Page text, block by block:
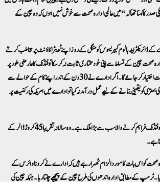
صدر کا کہنا تھا کہ “میں عالمی ادارہ صحت سے خوش نہیں ہوں کہ وہ چین کے
ڈائریکٹر ایدہانوم گیبریسوس کو منگل کے روز اپنے ٹویٹر اکاؤنٹ پرمخاطب کرتے
صحت چین کے تسلط سے اپنی خود مختاری ثابت نہ کر سکا تو فنڈنگ کا عارضی طور پر
منجمد کیے جانے کا فیصلہ دائمی صورت اختیار کر جائے گا۔اگر ادارے نے 30 دن کے اندر اپنے کام کے حوالے سے
کو یقینی بنانے کے لیے عمل درآمد نہ کیا تو ادارے میں امریکہ کی رکنیت پر
یاد رہے کہ امریکہ عالمی ادارہ صحت کو فنڈنگ فراہم کرنے والا سب سے بڑا ملک ہے۔ وہ سالانہ تقریبا 45 کروڑ ڈالر کے
ہے۔
صحت کو اس بات کا مورد الزام ٹھہرا رہے ہیں کہ ادارے نے کرونا وائرس کے
ٹرمپ کے مطابق ادارہ اندھوں کی طرح چین کے پیچھے چلتا رہا۔ جبکہ چین کی